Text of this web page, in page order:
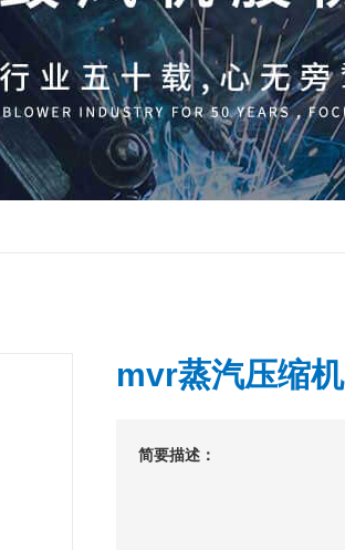
mvr蒸汽压缩机
简要描述：